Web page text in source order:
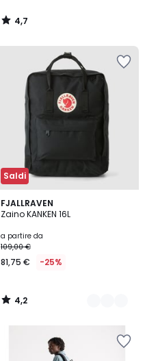
4,7
/
Saldi
FJALLRAVEN
Zaino KANKEN 16L
a partire da
109,00 €
81,75 € -25%
4,2
/ 5
3
Colori
4,2
/